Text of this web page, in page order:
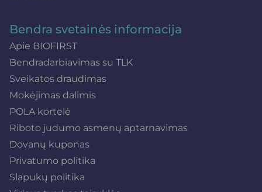
Bendra svetainės informacija
Apie BIOFIRST
Bendradarbiavimas su TLK
Sveikatos draudimas
Mokėjimas dalimis
POLA kortelė
Riboto judumo asmenų aptarnavimas
Dovanų kuponas
Privatumo politika
Slapukų politika